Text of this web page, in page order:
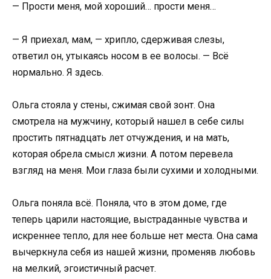
— Прости меня, мой хороший… прости меня…
— Я приехал, мам, — хрипло, сдерживая слезы,
ответил он, утыкаясь носом в ее волосы. — Всё
нормально. Я здесь.
Ольга стояла у стены, сжимая свой зонт. Она
смотрела на мужчину, который нашел в себе силы
простить пятнадцать лет отчуждения, и на мать,
которая обрела смысл жизни. А потом перевела
взгляд на меня. Мои глаза были сухими и холодными.
Ольга поняла всё. Поняла, что в этом доме, где
теперь царили настоящие, выстраданные чувства и
искреннее тепло, для нее больше нет места. Она сама
вычеркнула себя из нашей жизни, променяв любовь
на мелкий, эгоистичный расчет.